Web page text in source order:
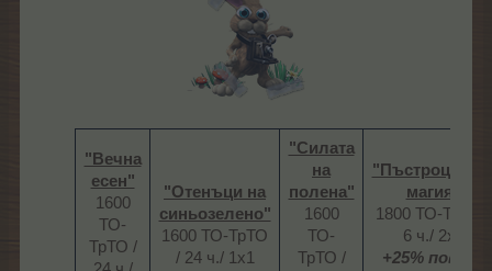
"Вечна
есен"
1600
ТО-
ТрТО /
"Отенъци на
синьозелено"
1600 ТО-ТрТО
/ 24 ч./ 1х1​
"Силата
на
полена"
1600
ТО-
ТрТО /
магия"
1800 ТО-ТрТО /
6 ч./ 2х2
+25% повече